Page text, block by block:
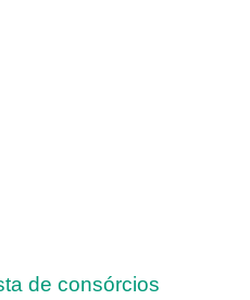
de consórcios